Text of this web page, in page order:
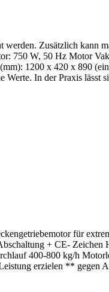
Zusätzlich kann
750 W, 50 Hz Motor
1200 x 420 x 890
In der Praxis lässt
für
+ CE-
400-800 kg/h
erzielen ** gegen